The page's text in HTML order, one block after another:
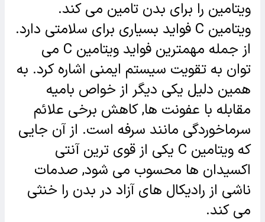
ویتامین را برای بدن تامین می کند.
ویتامین C فواید بسیاری برای سلامتی دارد.
از جمله مهمترین فواید ویتامین C می
توان به تقویت سیستم ایمنی اشاره کرد. به
همین دلیل یکی دیگر از خواص بامیه
مقابله با عفونت ها, کاهش برخی علائم
سرماخوردگی مانند سرفه است. از آن جایی
که ویتامین C یکی از قوی ترین آنتی
اکسیدان ها محسوب می شود, صدمات
ناشی از رادیکال های آزاد در بدن را خنثی
می کند.